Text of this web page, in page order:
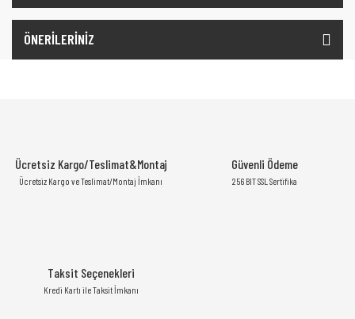
ÖNERİLERİNİZ
Ücretsiz Kargo/Teslimat&Montaj
Ücretsiz Kargo ve Teslimat/Montaj İmkanı
Güvenli Ödeme
256 BIT SSL Sertifika
Taksit Seçenekleri
Kredi Kartı ile Taksit İmkanı